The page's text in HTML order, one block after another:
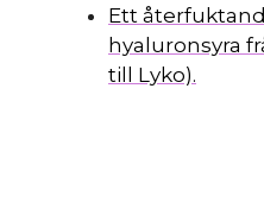
Ett
hyaluronsyra
till Lyko).